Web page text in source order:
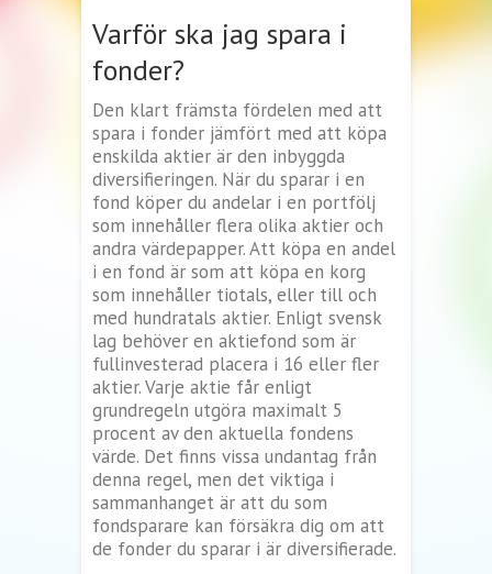
Varför ska jag spara i
fonder?
Den klart främsta fördelen med att
spara i fonder jämfört med att köpa
enskilda aktier är den inbyggda
diversifieringen. När du sparar i en
fond köper du andelar i en portfölj
som innehåller flera olika aktier och
andra värdepapper. Att köpa en andel
i en fond är som att köpa en korg
som innehåller tiotals, eller till och
med hundratals aktier. Enligt svensk
lag behöver en aktiefond som är
fullinvesterad placera i 16 eller fler
aktier. Varje aktie får enligt
grundregeln utgöra maximalt 5
procent av den aktuella fondens
värde. Det finns vissa undantag från
denna regel, men det viktiga i
sammanhanget är att du som
fondsparare kan försäkra dig om att
de fonder du sparar i är diversifierade.